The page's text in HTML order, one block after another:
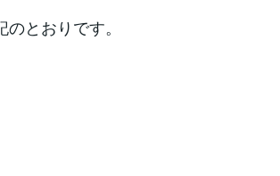
とおりです。